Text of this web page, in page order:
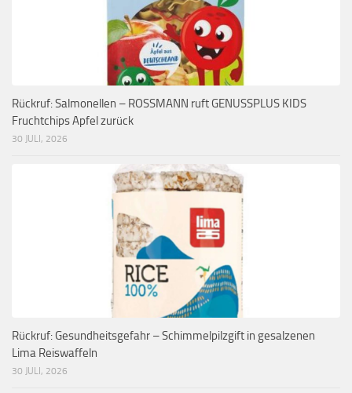
Rückruf: Salmonellen – ROSSMANN ruft GENUSSPLUS KIDS
Fruchtchips Apfel zurück
30 JULI, 2026
Rückruf: Gesundheitsgefahr – Schimmelpilzgift in gesalzenen
Lima Reiswaffeln
30 JULI, 2026